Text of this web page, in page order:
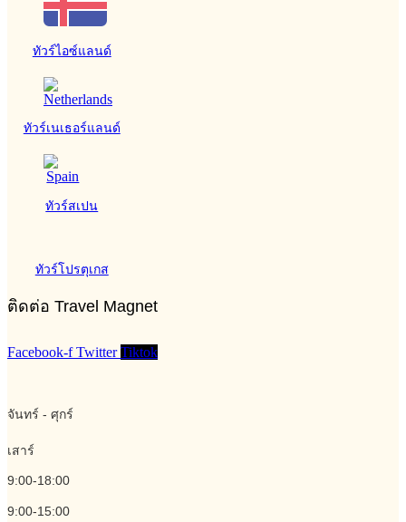
ทัวร์ไอซ์แลนด์
ทัวร์เนเธอร์แลนด์
ทัวร์สเปน
ทัวร์โปรตุเกส
ติดต่อ Travel Magnet
Facebook-f Twitter Tiktok
จันทร์ - ศุกร์
เสาร์
9:00-18:00
9:00-15:00